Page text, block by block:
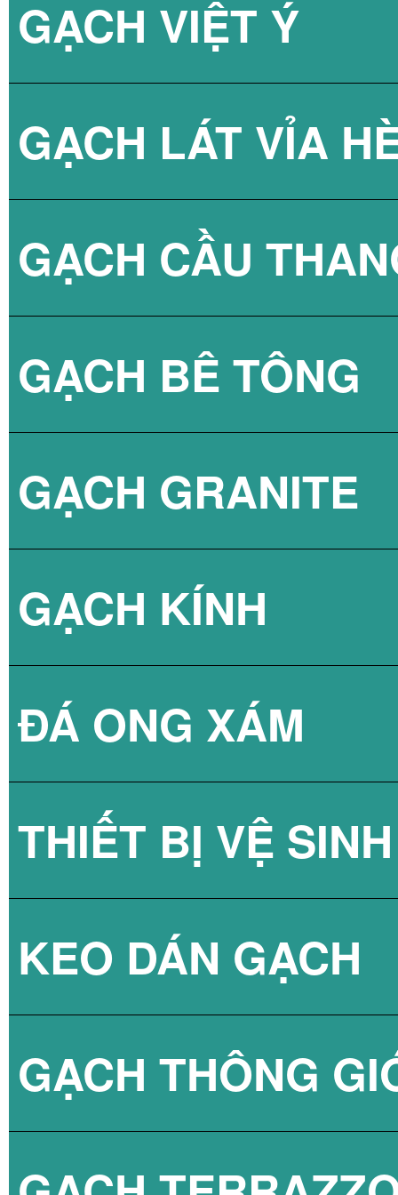
BÌNH NÓNG
GẠCH VIỆT Ý
GẠCH LÁT VỈA
GẠCH BLOCK
GẠCH LÁT VỈA
GẠCH CẦU
GẠCH BÊ TÔNG
GẠCH 3D BÊ
GẠCH GRANITE
GẠCH KÍNH
GẠCH KÍNH
GẠCH KÍNH
GẠCH KÍNH
ĐÁ ONG XÁM
THIẾT BỊ VỆ SINH
SEN TẮM
VÒI CHẬU
KEO DÁN GẠCH
KEO DÁN
GẠCH THÔNG